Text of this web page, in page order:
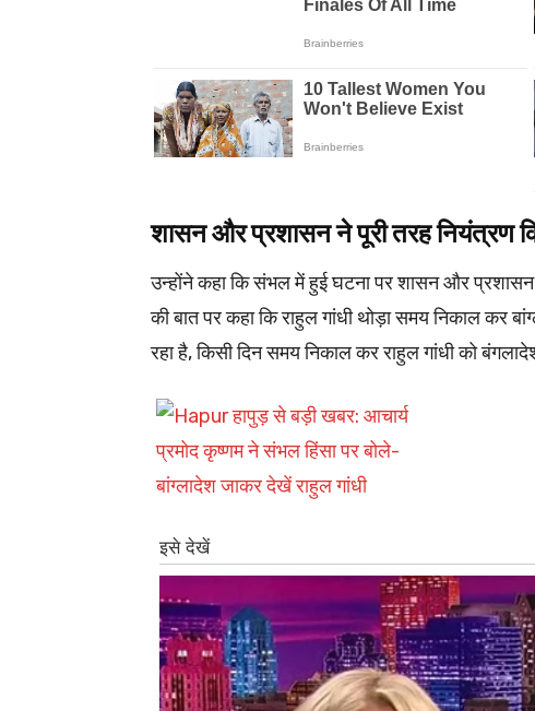
शासन और प्रशासन ने पूरी तरह नियंत्रण
उन्होंने कहा कि संभल में हुई घटना पर शासन और
की बात पर कहा कि राहुल गांधी थोड़ा समय निकाल कर
रहा है, किसी दिन समय निकाल कर राहुल गांधी को